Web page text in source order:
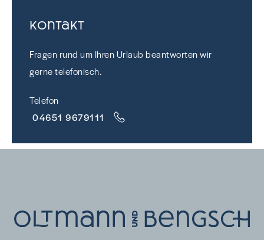
Kontakt
Fragen rund um Ihren Urlaub beantworten wir
gerne telefonisch.
Telefon
04651 9679111